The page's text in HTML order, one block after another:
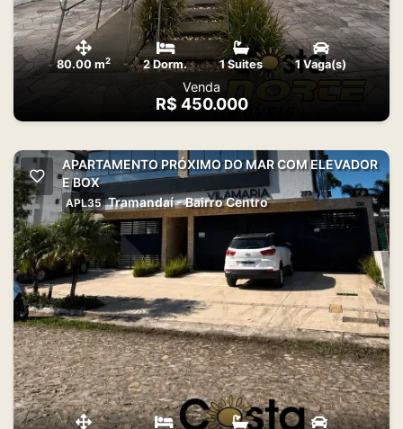
80.00 m2 2 Dorm. 1 Suites 1 Vaga(s)
Venda
R$ 450.000
APARTAMENTO PRÓXIMO DO MAR COM ELEVADOR
E BOX
APL35 Tramandaí - Bairro Centro